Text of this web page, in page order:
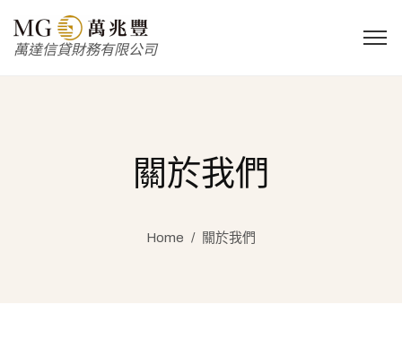
萬達信貸財務有限公司
關於我們
Home / 關於我們